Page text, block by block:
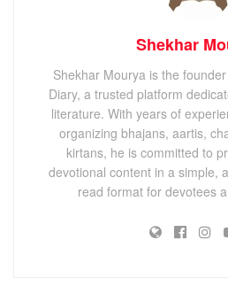
Shekhar
Shekhar Mourya is the
Diary, a trusted platform
literature. With years of
organizing bhajans, aartis,
kirtans, he is committed to
devotional content in a simple,
read format for devotees